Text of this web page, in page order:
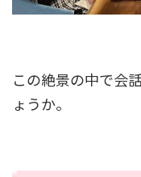
この絶景の中で会
ょうか。